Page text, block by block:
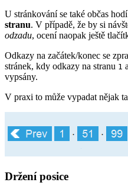
U stránkování se také občas
stranu. V případě, že by si
odzadu, ocení naopak ještě
Odkazy na začátek/konec se
stránek, kdy odkazy na stranu 1
vypsány.
V praxi to může vypadat nějak
Držení posice